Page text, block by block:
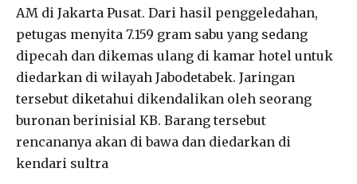
AM di Jakarta Pusat. Dari hasil penggeledahan,
petugas menyita 7.159 gram sabu yang sedang
dipecah dan dikemas ulang di kamar hotel untuk
diedarkan di wilayah Jabodetabek. Jaringan
tersebut diketahui dikendalikan oleh seorang
buronan berinisial KB. Barang tersebut
rencananya akan di bawa dan diedarkan di
kendari sultra